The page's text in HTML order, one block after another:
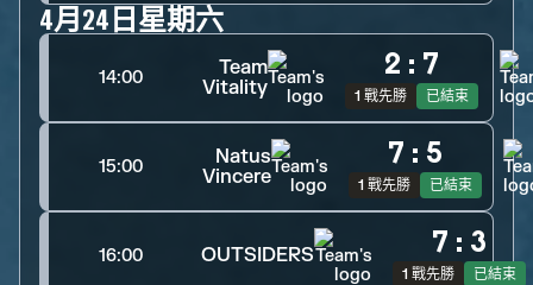
4月24日星期六
14:00
Team
Vitality
2 : 7
1 戰先勝 已結束
15:00
Natus
Vincere
7 : 5
1 戰先勝 已結束
16:00 OUTSIDERS 7 : 3
1 戰先勝 已結束